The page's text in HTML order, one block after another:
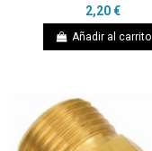
2,20 €
Añadir al carrito